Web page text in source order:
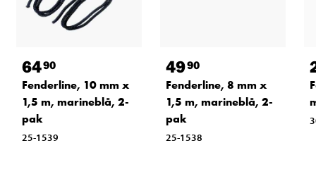
6490
Fenderline, 10 mm x
1,5 m, marineblå, 2-
pak
25-1539
4990
Fenderline, 8 mm x
1,5 m, marineblå, 2-
pak
25-1538